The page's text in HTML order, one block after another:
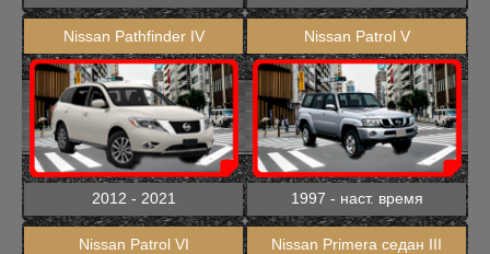
Nissan Pathfinder IV
2012 - 2021
Nissan Patrol V
1997 - наст. время
Nissan Patrol VI Nissan Primera седан III